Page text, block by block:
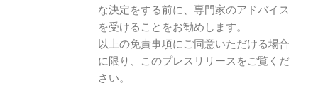
な決定をする前に、専門家のアドバイス
を受けることをお勧めします。
以上の免責事項にご同意いただける場合
に限り、このプレスリリースをご覧くだ
さい。